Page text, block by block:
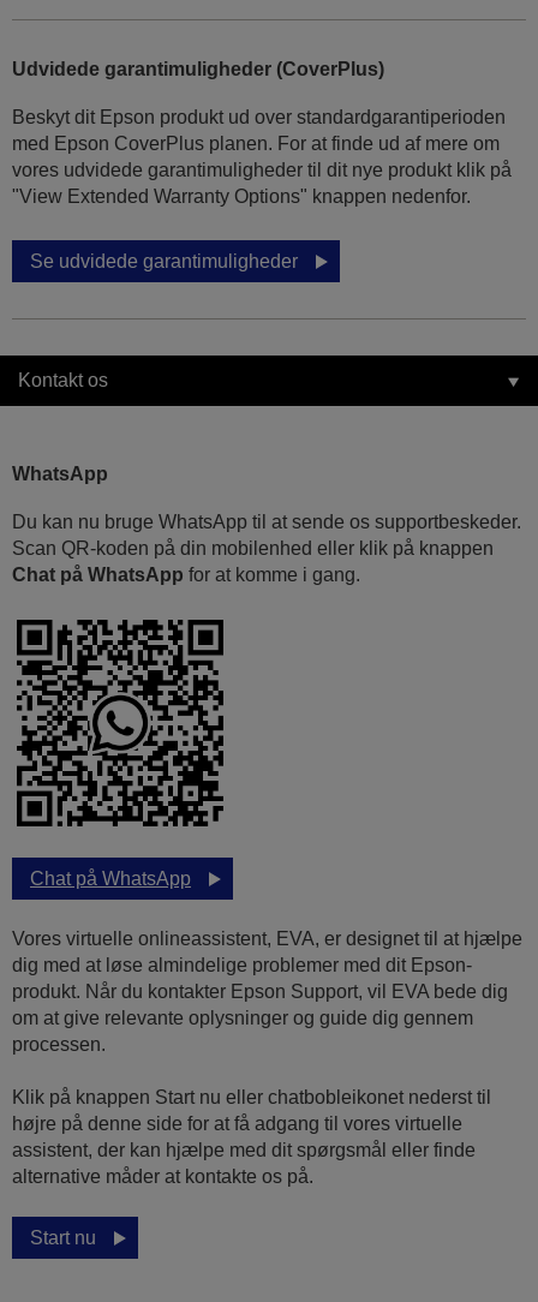
Udvidede garantimuligheder (CoverPlus)
Beskyt dit Epson produkt ud over standardgarantiperioden
med Epson CoverPlus planen. For at finde ud af mere om
vores udvidede garantimuligheder til dit nye produkt klik på
"View Extended Warranty Options" knappen nedenfor.
Se udvidede garantimuligheder
Kontakt os
WhatsApp
Du kan nu bruge WhatsApp til at sende os supportbeskeder.
Scan QR-koden på din mobilenhed eller klik på knappen
Chat på WhatsApp for at komme i gang.
Chat på WhatsApp
Vores virtuelle onlineassistent, EVA, er designet til at hjælpe
dig med at løse almindelige problemer med dit Epson-
produkt. Når du kontakter Epson Support, vil EVA bede dig
om at give relevante oplysninger og guide dig gennem
processen.
Klik på knappen Start nu eller chatbobleikonet nederst til
højre på denne side for at få adgang til vores virtuelle
assistent, der kan hjælpe med dit spørgsmål eller finde
alternative måder at kontakte os på.
Start nu